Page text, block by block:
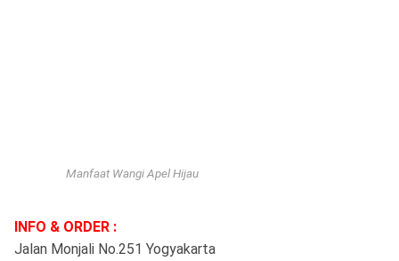
Manfaat Wangi Apel Hijau
INFO & ORDER :
Jalan Monjali No.251 Yogyakarta